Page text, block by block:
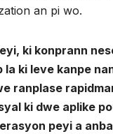
an pi wo.
ki konprann
ki leve kanpe
ranplase
ki dwe aplike
peyi a